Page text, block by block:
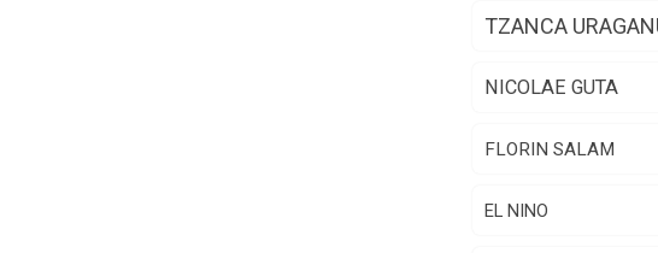
TZANCA
NICOLAE GUTA
FLORIN SALAM
EL NINO